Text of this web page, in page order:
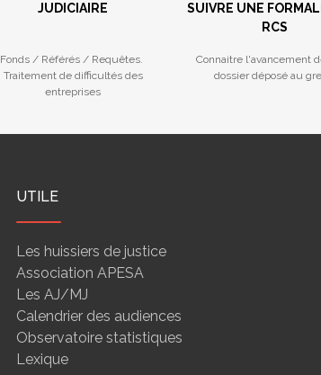
JUDICIAIRE
Fonds / Référés / Requêtes.
Traitement de difficultés des
entreprises
SUIVRE UNE
RCS
Connaitre l'avancement
dossier déposé au
UTILE
Les huissiers de justice
Association APESA
Les AJ/MJ
Calendrier des audiences
Observatoire statistiques
Lexique